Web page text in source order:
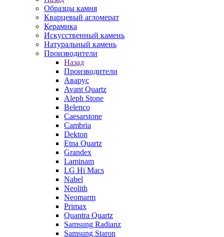
Образцы камня
Кварцевый агломерат
Керамика
Искусственный камень
Натуральный камень
Производители
Назад
Производители
Аварус
Avant Quartz
Aleph Stone
Belenco
Caesarstone
Cambria
Dekton
Etna Quartz
Grandex
Laminam
LG Hi Macs
Nabel
Neolith
Neomarm
Primax
Quantra Quartz
Samsung Radianz
Samsung Staron